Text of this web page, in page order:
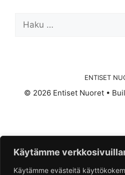
Käytämme
Käytämme evästeitä
Haku:
ENTISET
© 2026 Entiset Nuoret•